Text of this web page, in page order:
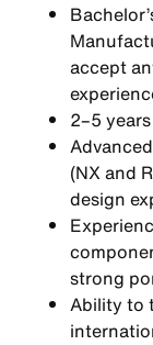
accept
2–5
(NX and
design
strong
Ability to